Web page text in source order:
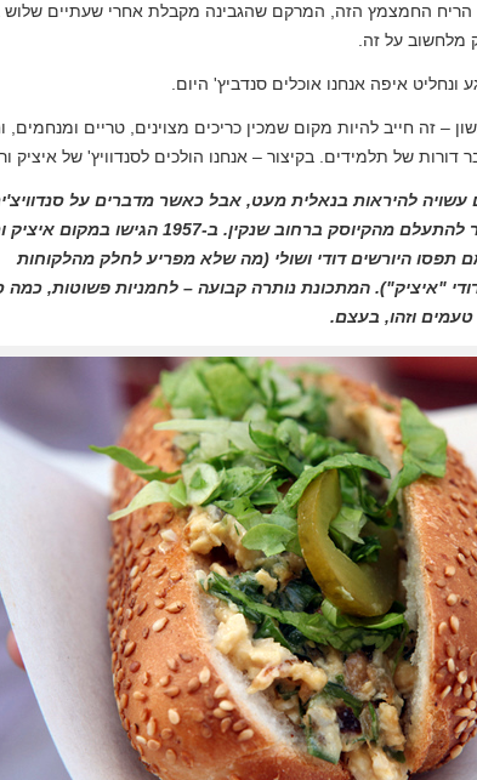
הריח החמצמץ הזה, המרקם שהגבינה מקבלת אחרי שעתיים שלוש
מלחשוב על זה.
איפה אנחנו אוכלים סנדביץ' היום.
– זה חייב להיות מקום שמכין כריכים מצוינים, טריים ומנחמים,
של תלמידים. בקיצור – אנחנו הולכים לסנדוויץ' של איציק
להיראות בנאלית מעט, אבל כאשר מדברים על
העברית הראשונה פשוט אי אפשר להתעלם מהקיוסק ברחוב שנקין. ב-1957 הגישו
תפסו היורשים דודי ושולי (מה שלא מפריע לחלק מהלקוחות
"איציק"). המתכונת נותרה קבועה – לחמניות פשוטות, כמה
וזהו, בעצם.